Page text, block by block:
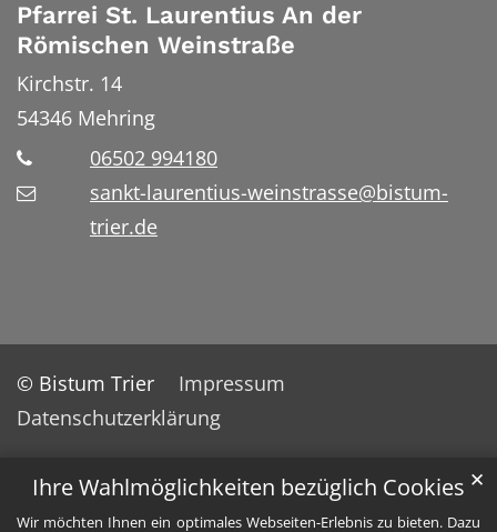
Ihre Wahlmöglichkeiten bezüglich Cookies
Wir möchten Ihnen ein optimales Webseiten-Erlebnis zu bieten. Dazu
✕
Pfarrei St. Laurentius An der
Römischen Weinstraße
Kirchstr. 14
54346 Mehring
06502 994180
sankt-laurentius-weinstrasse@bistum-
trier.de
© Bistum Trier
Impressum
Datenschutzerklärung